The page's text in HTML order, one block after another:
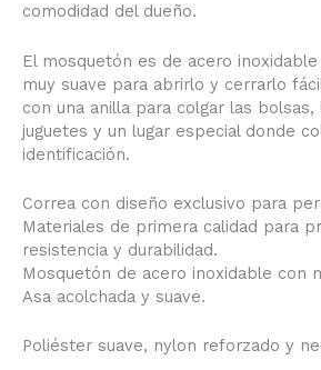
comodidad del dueño.
El mosquetón es de acero
muy suave para abrirlo y cerrarlo
con una anilla para colgar las
juguetes y un lugar especial donde
identificación.
Correa con diseño exclusivo para
Materiales de primera calidad para
resistencia y durabilidad.
Mosquetón de acero inoxidable con
Asa acolchada y suave.
Poliéster suave, nylon reforzado y